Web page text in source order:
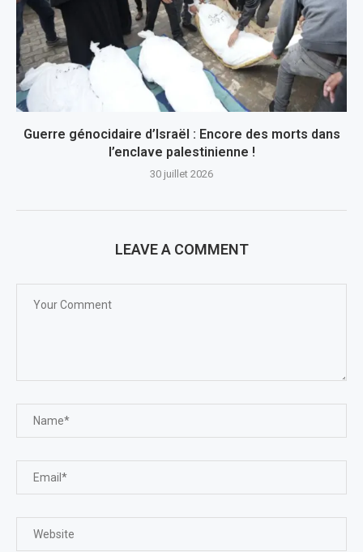
Guerre génocidaire d’Israël : Encore des morts dans
l’enclave palestinienne !
30 juillet 2026
LEAVE A COMMENT